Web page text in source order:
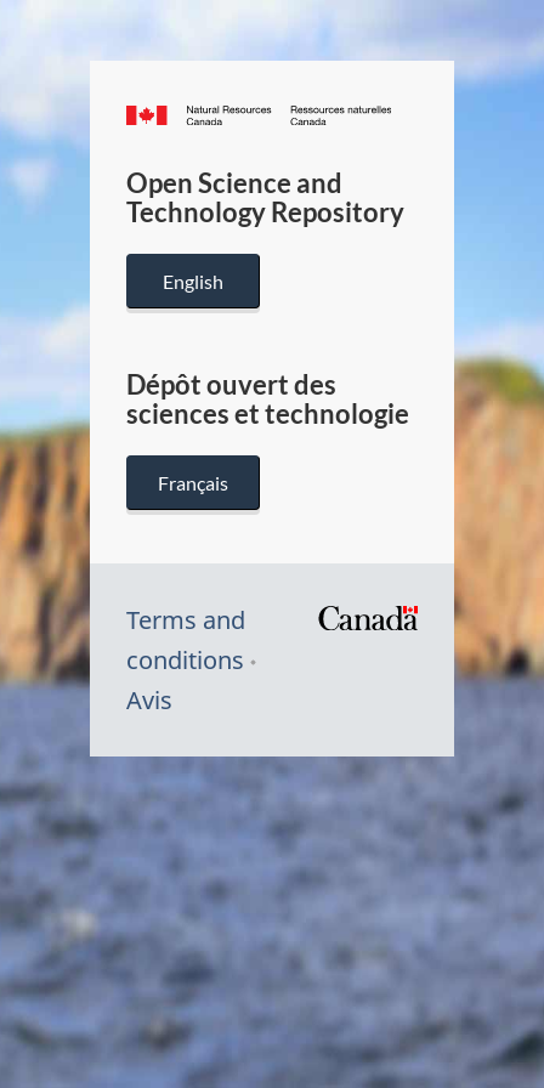
Canada.ca
/
Canada
Open Science and
Technology Repository
English
Dépôt ouvert des
sciences et technologie
Français
Terms and
conditions
Avis
Symbole
Canada